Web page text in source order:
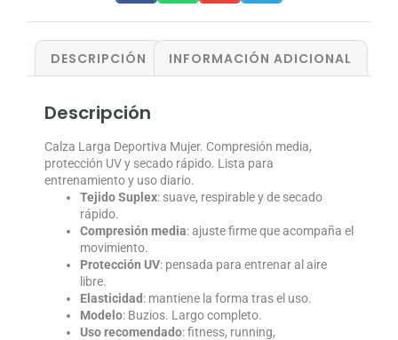
DESCRIPCIÓN INFORMACIÓN ADICIONAL
Descripción
Calza Larga Deportiva Mujer. Compresión media,
protección UV y secado rápido. Lista para
entrenamiento y uso diario.
Tejido Suplex: suave, respirable y de secado
rápido.
Compresión media: ajuste firme que acompaña el
movimiento.
Protección UV: pensada para entrenar al aire
libre.
Elasticidad : mantiene la forma tras el uso.
Modelo: Buzios. Largo completo.
Uso recomendado: fitness, running,